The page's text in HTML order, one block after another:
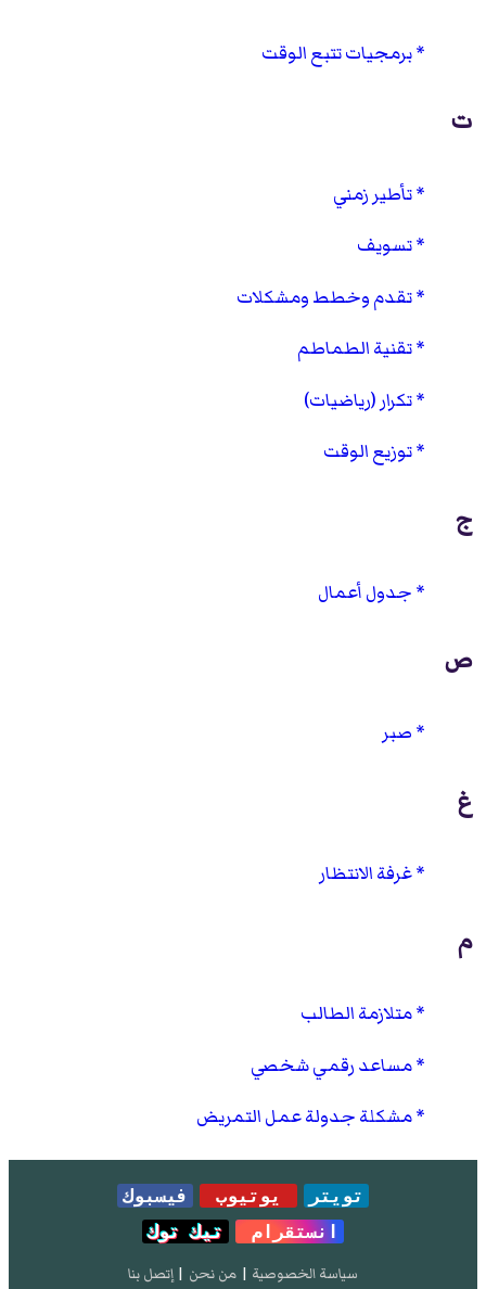
برمجيات تتبع الوقت
ت
تأطير زمني
تسويف
تقدم وخطط ومشكلات
تقنية الطماطم
تكرار (رياضيات)
توزيع الوقت
ج
جدول أعمال
ص
صبر
غ
غرفة الانتظار
م
متلازمة الطالب
مساعد رقمي شخصي
مشكلة جدولة عمل التمريض
تويتر يوتيوب
فيسبوك
انستقرام
تيك توك
سياسة الخصوصية | من نحن | إتصل بنا